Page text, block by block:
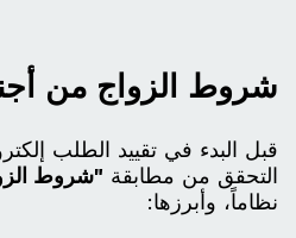
شروط الزواج من
قبل البدء في تقييد الطلب
التحقق من مطابقة "شروط
نظاماً، وأبرزها: